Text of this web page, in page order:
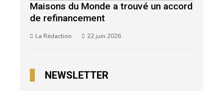
Maisons du Monde a trouvé un accord
de refinancement
La Rédaction 22 juin 2026
NEWSLETTER